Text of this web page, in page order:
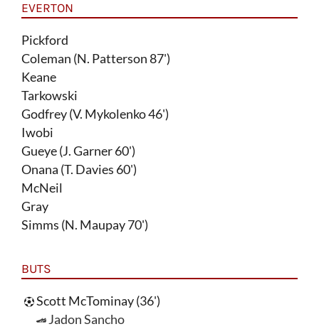
EVERTON
Pickford
Coleman (N. Patterson 87')
Keane
Tarkowski
Godfrey (V. Mykolenko 46')
Iwobi
Gueye (J. Garner 60')
Onana (T. Davies 60')
McNeil
Gray
Simms (N. Maupay 70')
BUTS
Scott McTominay (36')
Jadon Sancho